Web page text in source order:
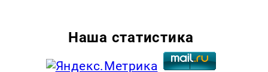
Наша статистика